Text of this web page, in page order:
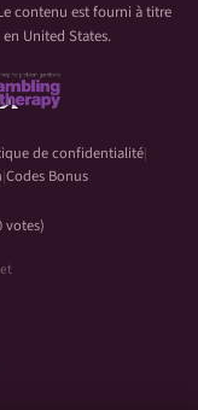
contenu est fourni à titre
United States.
de confidentialité|
|Codes Bonus
votes)